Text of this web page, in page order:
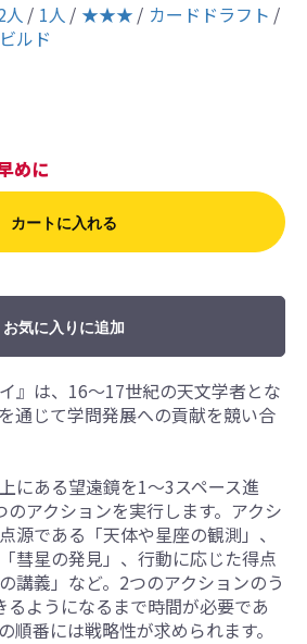
人 1人 ★★★
カードドラフト
ルド
めに
カートに入れる
お気に入りに追加
』は、16～17世紀の天文学者とな
通じて学問発展への貢献を競い合
にある望遠鏡を1～3スペース進
アクションを実行します。アクシ
源である「天体や星座の観測」、
彗星の発見」、行動に応じた得点
講義」など。2つのアクションのう
るようになるまで時間が必要であ
順番には戦略性が求められます。